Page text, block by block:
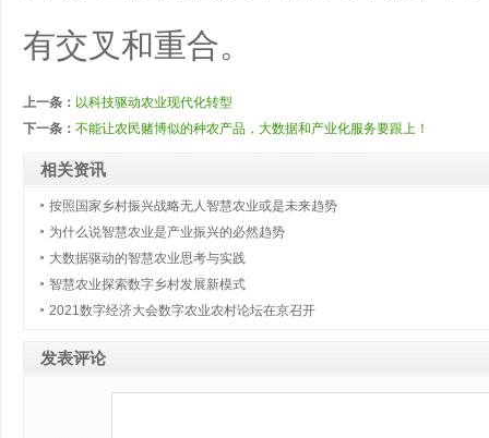
有交叉和重合。
上一条： 以科技驱动农业现代化转型
下一条： 不能让农民赌博似的种农产品，大数据和产业化服务要跟上！
相关资讯
按照国家乡村振兴战略无人智慧农业或是未来趋势
为什么说智慧农业是产业振兴的必然趋势
大数据驱动的智慧农业思考与实践
智慧农业探索数字乡村发展新模式
2021数字经济大会数字农业农村论坛在京召开
发表评论